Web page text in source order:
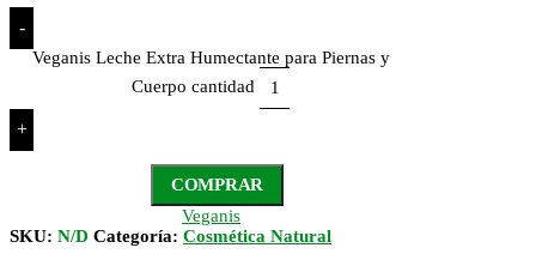
-
Veganis Leche Extra Humectante para Piernas y
Cuerpo cantidad
+
COMPRAR
Veganis
SKU: N/D Categoría: Cosmética Natural